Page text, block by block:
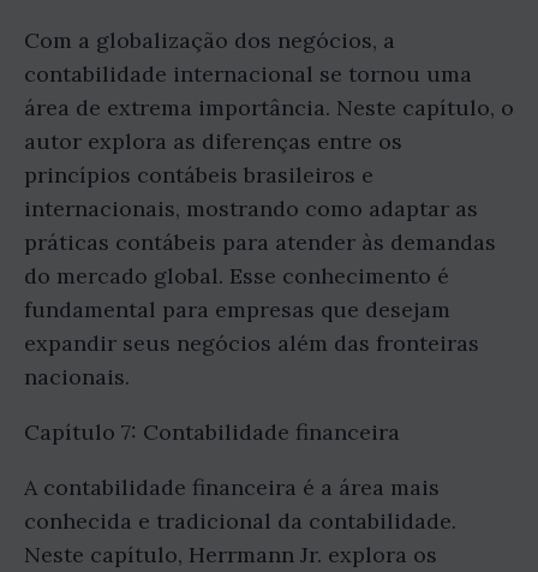
Com a globalização dos negócios, a
contabilidade internacional se tornou uma
área de extrema importância. Neste capítulo, o
autor explora as diferenças entre os
princípios contábeis brasileiros e
internacionais, mostrando como adaptar as
práticas contábeis para atender às demandas
do mercado global. Esse conhecimento é
fundamental para empresas que desejam
expandir seus negócios além das fronteiras
nacionais.
Capítulo 7: Contabilidade financeira
A contabilidade financeira é a área mais
conhecida e tradicional da contabilidade.
Neste capítulo, Herrmann Jr. explora os